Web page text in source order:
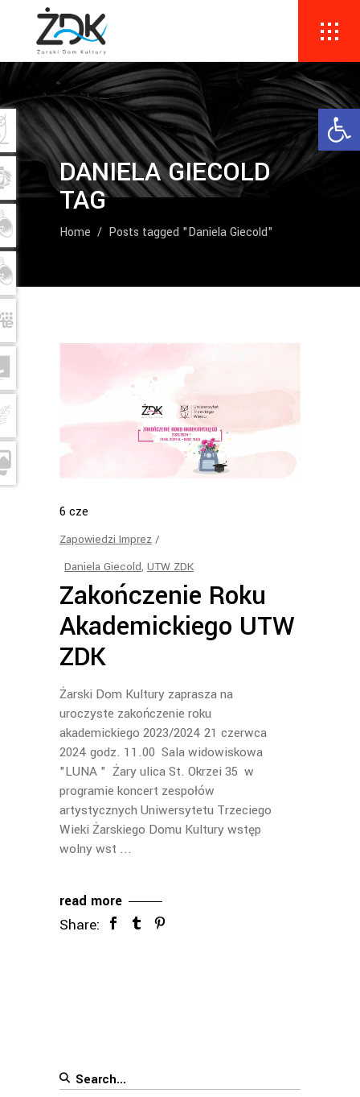
DANIELA GIECOLD
TAG
Home / Posts tagged "Daniela Giecold"
6 cze
Zapowiedzi Imprez
Daniela Giecold, UTW ZDK
Zakończenie Roku
Akademickiego UTW
ZDK
Żarski Dom Kultury zaprasza na
uroczyste zakończenie roku
akademickiego 2023/2024 21 czerwca
2024 godz. 11.00 Sala widowiskowa
"LUNA " Żary ulica St. Okrzei 35 w
programie koncert zespołów
artystycznych Uniwersytetu Trzeciego
Wieki Żarskiego Domu Kultury wstęp
wolny wst
read more
Share:
Search